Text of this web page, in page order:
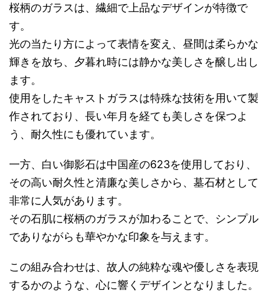
桜柄のガラスは、繊細で上品なデザインが特徴で
す。
光の当たり方によって表情を変え、昼間は柔らかな
輝きを放ち、夕暮れ時には静かな美しさを醸し出し
ます。
使用をしたキャストガラスは特殊な技術を用いて製
作されており、長い年月を経ても美しさを保つよ
う、耐久性にも優れています。
一方、白い御影石は中国産の623を使用しており、
その高い耐久性と清廉な美しさから、墓石材として
非常に人気があります。
その石肌に桜柄のガラスが加わることで、シンプル
でありながらも華やかな印象を与えます。
この組み合わせは、故人の純粋な魂や優しさを表現
するかのような、心に響くデザインとなりました。